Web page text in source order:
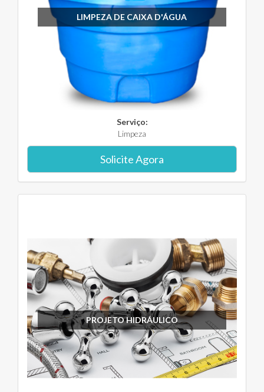
LIMPEZA DE CAIXA D'ÁGUA
Serviço:
Limpeza
Solicite Agora
PROJETO HIDRÁULICO